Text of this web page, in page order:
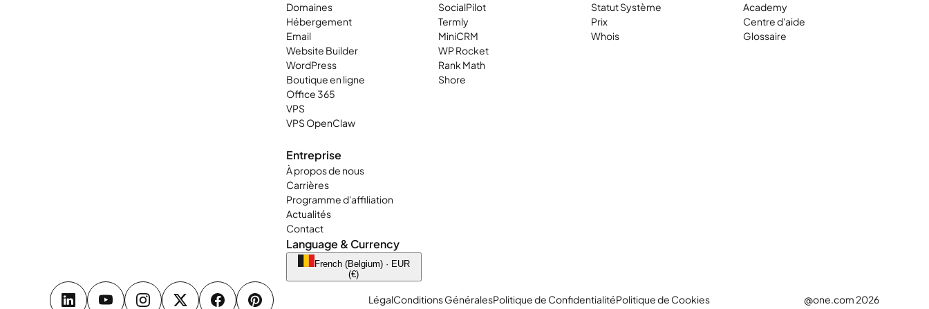
Domaines
Hébergement
Email
Website Builder
WordPress
Boutique en ligne
Office 365
VPS
VPS OpenClaw
SocialPilot
Termly
MiniCRM
WP Rocket
Rank Math
Shore
Statut Système
Prix
Whois
Academy
Centre d'aide
Glossaire
Entreprise
À propos de nous
Carrières
Programme d'affiliation
Actualités
Contact
Language & Currency
French (Belgium) · EUR
(€)
LégalConditions GénéralesPolitique de ConfidentialitéPolitique de Cookies @one.com 2026